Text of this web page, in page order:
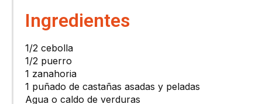
Ingredientes
1/2 cebolla
1/2 puerro
1 zanahoria
1 puñado de castañas asadas y peladas
Agua o caldo de verduras